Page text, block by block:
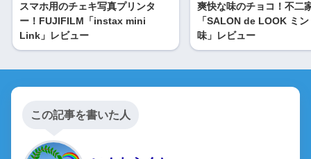
スマホ用のチェキ写真プリンタ
ー！FUJIFILM「instax mini
Link」レビュー
爽快な味のチョコ！不二
「SALON de LOOK ミ
味」レビュー
この記事を書いた人